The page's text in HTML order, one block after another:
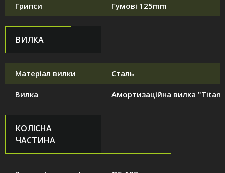
Грипси Гумові 125mm
ВИЛКА
Матеріал вилки Сталь
Вилка Амортизаційна вилка "Titan"
КОЛІСНА
ЧАСТИНА